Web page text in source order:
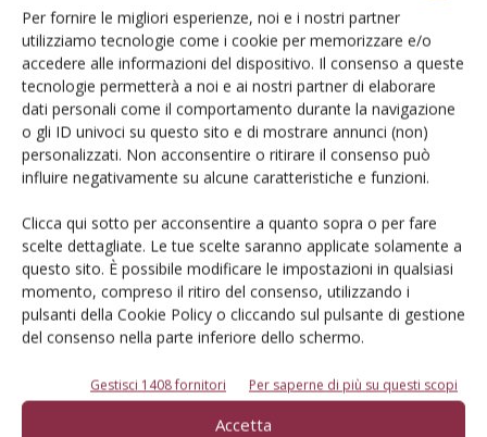
Per fornire le migliori esperienze, noi e i nostri partner
utilizziamo tecnologie come i cookie per memorizzare e/o
accedere alle informazioni del dispositivo. Il consenso a queste
tecnologie permetterà a noi e ai nostri partner di elaborare
dati personali come il comportamento durante la navigazione
o gli ID univoci su questo sito e di mostrare annunci (non)
personalizzati. Non acconsentire o ritirare il consenso può
influire negativamente su alcune caratteristiche e funzioni.
Clicca qui sotto per acconsentire a quanto sopra o per fare
scelte dettagliate. Le tue scelte saranno applicate solamente a
questo sito. È possibile modificare le impostazioni in qualsiasi
momento, compreso il ritiro del consenso, utilizzando i
pulsanti della Cookie Policy o cliccando sul pulsante di gestione
del consenso nella parte inferiore dello schermo.
Gestisci 1408 fornitori Per saperne di più su questi scopi
Accetta
Cerca adesso
Rimani aggiornato sul mondo
dell’agricoltura
Iscriviti alle nostre newsletter